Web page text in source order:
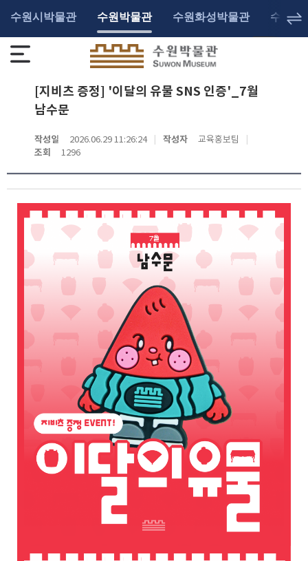
수원시박물관 수원박물관 수원화성박물관 수원광
[지비츠 증정] '이달의 유물 SNS 인증'_7월
남수문
작성일 2026.06.29 11:26:24 작성자
교육홍보팀
조회
1296